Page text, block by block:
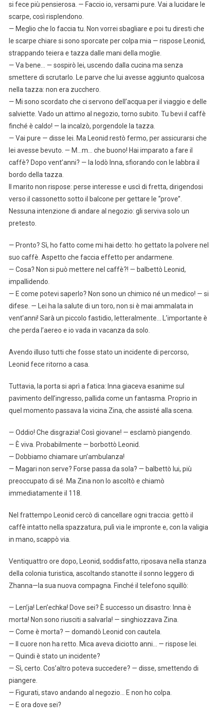
si fece più pensierosa. — Faccio io, versami pure. Vai a lucidare le
scarpe, così risplendono.
— Meglio che lo faccia tu. Non vorrei sbagliare e poi tu diresti che
le scarpe chiare si sono sporcate per colpa mia — rispose Leonid,
strappando teiera e tazza dalle mani della moglie.
— Va bene… — sospirò lei, uscendo dalla cucina ma senza
smettere di scrutarlo. Le parve che lui avesse aggiunto qualcosa
nella tazza: non era zucchero.
— Mi sono scordato che ci servono dell’acqua per il viaggio e delle
salviette. Vado un attimo al negozio, torno subito. Tu bevi il caffè
finché è caldo! — la incalzò, porgendole la tazza.
— Vai pure — disse lei. Ma Leonid restò fermo, per assicurarsi che
lei avesse bevuto. — M…m… che buono! Hai imparato a fare il
caffè? Dopo vent’anni? — la lodò Inna, sfiorando con le labbra il
bordo della tazza.
Il marito non rispose: perse interesse e uscì di fretta, dirigendosi
verso il cassonetto sotto il balcone per gettare le “prove”.
Nessuna intenzione di andare al negozio: gli serviva solo un
pretesto.
— Pronto? Sì, ho fatto come mi hai detto: ho gettato la polvere nel
suo caffè. Aspetto che faccia effetto per andarmene.
— Cosa? Non si può mettere nel caffè?! — balbettò Leonid,
impallidendo.
— E come potevi saperlo? Non sono un chimico né un medico! — si
difese. — Lei ha la salute di un toro, non si è mai ammalata in
vent’anni! Sarà un piccolo fastidio, letteralmente… L’importante è
che perda l’aereo e io vada in vacanza da solo.
Avendo illuso tutti che fosse stato un incidente di percorso,
Leonid fece ritorno a casa.
Tuttavia, la porta si aprì a fatica: Inna giaceva esanime sul
pavimento dell’ingresso, pallida come un fantasma. Proprio in
quel momento passava la vicina Zina, che assisté alla scena.
— Oddio! Che disgrazia! Così giovane! — esclamò piangendo.
— È viva. Probabilmente — borbottò Leonid.
— Dobbiamo chiamare un’ambulanza!
— Magari non serve? Forse passa da sola? — balbettò lui, più
preoccupato di sé. Ma Zina non lo ascoltò e chiamò
immediatamente il 118.
Nel frattempo Leonid cercò di cancellare ogni traccia: gettò il
caffè intatto nella spazzatura, pulì via le impronte e, con la valigia
in mano, scappò via.
Ventiquattro ore dopo, Leonid, soddisfatto, riposava nella stanza
della colonia turistica, ascoltando stanotte il sonno leggero di
Zhanna—la sua nuova compagna. Finché il telefono squillò:
— Len’ja! Len’echka! Dove sei? È successo un disastro: Inna è
morta! Non sono riusciti a salvarla! — singhiozzava Zina.
— Come è morta? — domandò Leonid con cautela.
— Il cuore non ha retto. Mica aveva diciotto anni… — rispose lei.
— Quindi è stato un incidente?
— Sì, certo. Cos’altro poteva succedere? — disse, smettendo di
piangere.
— Figurati, stavo andando al negozio… E non ho colpa.
— E ora dove sei?